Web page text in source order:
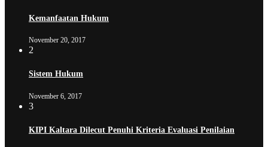
Kemanfaatan Hukum
November 20, 2017
2
Sistem Hukum
November 6, 2017
3
KIPI Kaltara Dilecut Penuhi Kriteria Evaluasi Penilaian